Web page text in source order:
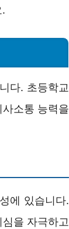
다. 초등학교
소통 능력을
에 있습니다.
을 자극하고